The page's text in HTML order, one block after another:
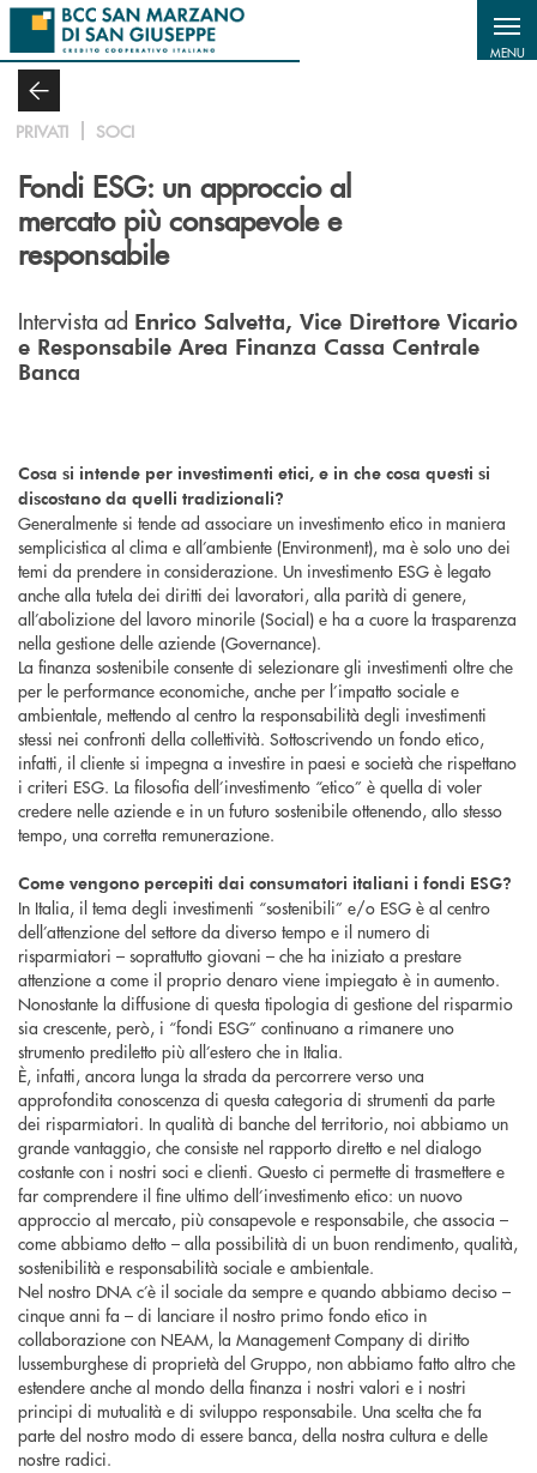
Salta al contenuto principale
MENU
PRIVATI SOCI
Fondi ESG: un approccio al
mercato più consapevole e
responsabile
Intervista ad Enrico Salvetta, Vice Direttore Vicario
e Responsabile Area Finanza Cassa Centrale
Banca
Cosa si intende per investimenti etici, e in che cosa questi si
discostano da quelli tradizionali?
Generalmente si tende ad associare un investimento etico in maniera
semplicistica al clima e all’ambiente (Environment), ma è solo uno dei
temi da prendere in considerazione. Un investimento ESG è legato
anche alla tutela dei diritti dei lavoratori, alla parità di genere,
all’abolizione del lavoro minorile (Social) e ha a cuore la trasparenza
nella gestione delle aziende (Governance).
La finanza sostenibile consente di selezionare gli investimenti oltre che
per le performance economiche, anche per l’impatto sociale e
ambientale, mettendo al centro la responsabilità degli investimenti
stessi nei confronti della collettività. Sottoscrivendo un fondo etico,
infatti, il cliente si impegna a investire in paesi e società che rispettano
i criteri ESG. La filosofia dell’investimento “etico” è quella di voler
credere nelle aziende e in un futuro sostenibile ottenendo, allo stesso
tempo, una corretta remunerazione.
Come vengono percepiti dai consumatori italiani i fondi ESG?
In Italia, il tema degli investimenti “sostenibili” e/o ESG è al centro
dell’attenzione del settore da diverso tempo e il numero di
risparmiatori – soprattutto giovani – che ha iniziato a prestare
attenzione a come il proprio denaro viene impiegato è in aumento.
Nonostante la diffusione di questa tipologia di gestione del risparmio
sia crescente, però, i “fondi ESG” continuano a rimanere uno
strumento prediletto più all’estero che in Italia.
È, infatti, ancora lunga la strada da percorrere verso una
approfondita conoscenza di questa categoria di strumenti da parte
dei risparmiatori. In qualità di banche del territorio, noi abbiamo un
grande vantaggio, che consiste nel rapporto diretto e nel dialogo
costante con i nostri soci e clienti. Questo ci permette di trasmettere e
far comprendere il fine ultimo dell’investimento etico: un nuovo
approccio al mercato, più consapevole e responsabile, che associa –
come abbiamo detto – alla possibilità di un buon rendimento, qualità,
sostenibilità e responsabilità sociale e ambientale.
Nel nostro DNA c’è il sociale da sempre e quando abbiamo deciso –
cinque anni fa – di lanciare il nostro primo fondo etico in
collaborazione con NEAM, la Management Company di diritto
lussemburghese di proprietà del Gruppo, non abbiamo fatto altro che
estendere anche al mondo della finanza i nostri valori e i nostri
principi di mutualità e di sviluppo responsabile. Una scelta che fa
parte del nostro modo di essere banca, della nostra cultura e delle
nostre radici.